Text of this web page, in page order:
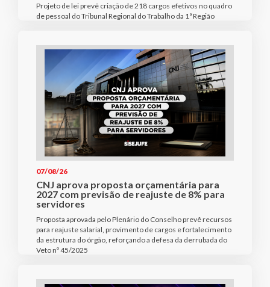
Projeto de lei prevê criação de 218 cargos efetivos no quadro
de pessoal do Tribunal Regional do Trabalho da 1ª Região
07/08/26
CNJ aprova proposta orçamentária para
2027 com previsão de reajuste de 8% para
servidores
Proposta aprovada pelo Plenário do Conselho prevê recursos
para reajuste salarial, provimento de cargos e fortalecimento
da estrutura do órgão, reforçando a defesa da derrubada do
Veto nº 45/2025